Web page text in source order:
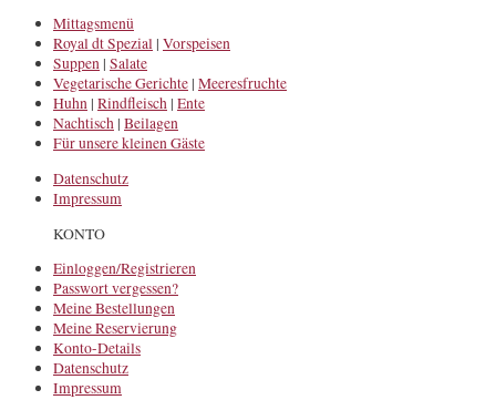
Mittagsmenü
Royal dt Spezial | Vorspeisen
Suppen | Salate
Vegetarische Gerichte | Meeresfruchte
Huhn | Rindfleisch | Ente
Nachtisch | Beilagen
Für unsere kleinen Gäste
Datenschutz
Impressum
KONTO
Einloggen/Registrieren
Passwort vergessen?
Meine Bestellungen
Meine Reservierung
Konto-Details
Datenschutz
Impressum